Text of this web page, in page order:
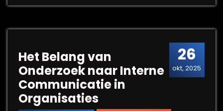
26
okt, 2025
Het Belang van
Onderzoek naar Interne
Communicatie in
Organisaties